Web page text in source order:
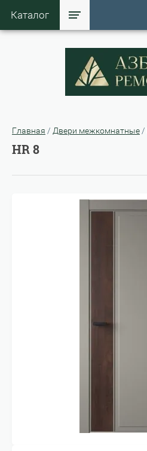
Каталог
Главная / Двери межкомнатные /
HR 8